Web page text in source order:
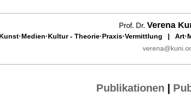
Prof. Dr.Verena
Kunst·Medien·Kultur - Theorie·Praxis·Vermittlung
Publikationen